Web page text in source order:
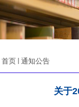
首页 通知公告
关于